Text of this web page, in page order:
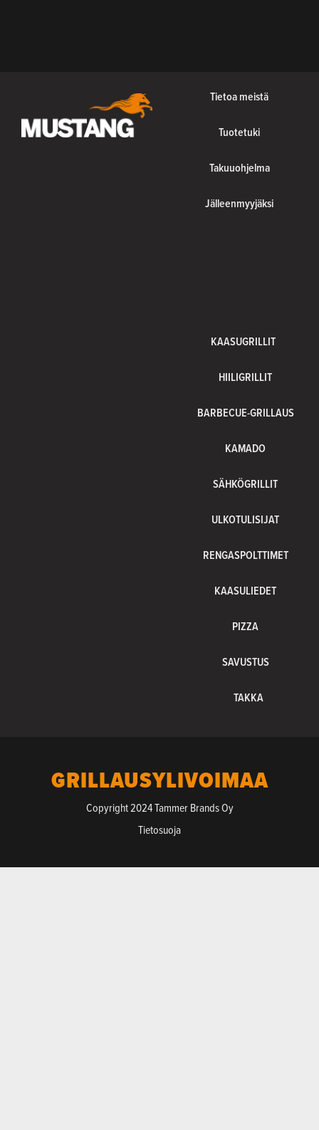
Tietoa meistä
Tuotetuki
Takuuohjelma
Jälleenmyyjäksi
KAASUGRILLIT
HIILIGRILLIT
BARBECUE-GRILLAUS
KAMADO
SÄHKÖGRILLIT
ULKOTULISIJAT
RENGASPOLTTIMET
KAASULIEDET
PIZZA
SAVUSTUS
TAKKA
GRILLAUSYLIVOIMAA
Copyright 2024 Tammer Brands Oy
Tietosuoja